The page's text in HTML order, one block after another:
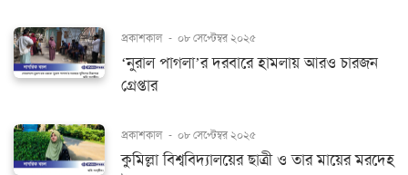
প্রকাশকাল - ০৮ সেপ্টেম্বর ২০২৫
‘নুরাল পাগলা’র দরবারে হামলায় আরও চারজন
গ্রেপ্তার
প্রকাশকাল - ০৮ সেপ্টেম্বর ২০২৫
কুমিল্লা বিশ্ববিদ্যালয়ের ছাত্রী ও তার মায়ের মরদেহ